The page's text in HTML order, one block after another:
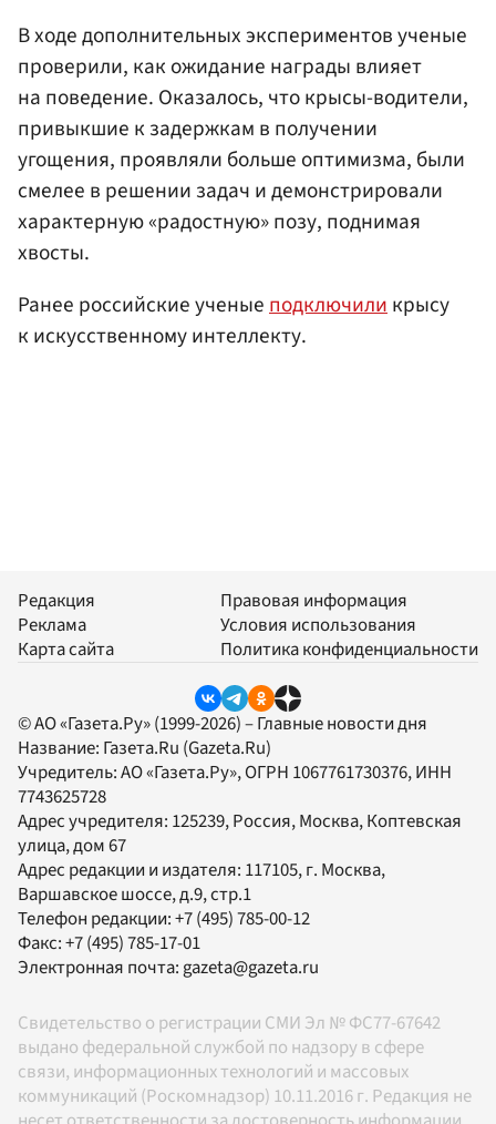
В ходе дополнительных экспериментов ученые
проверили, как ожидание награды влияет
на поведение. Оказалось, что крысы-водители,
привыкшие к задержкам в получении
угощения, проявляли больше оптимизма, были
смелее в решении задач и демонстрировали
характерную «радостную» позу, поднимая
хвосты.
Ранее российские ученыеподключиликрысу
к искусственному интеллекту.
Редакция
Реклама
Карта сайта
Правовая информация
Условия использования
Политика конфиденциальности
© АО «Газета.Ру» (1999-2026) – Главные новости дня
Название: Газета.Ru (Gazeta.Ru)
Учредитель:АО «Газета.Ру», ОГРН 1067761730376, ИНН
7743625728
Адрес учредителя: 125239, Россия, Москва, Коптевская
улица, дом 67
Адрес редакции и издателя: 117105, г. Москва,
Варшавское шоссе, д.9, стр.1
Телефон редакции:+7 (495) 785-00-12
Факс:+7 (495) 785-17-01
Электронная почта: gazeta@gazeta.ru
Свидетельство о регистрации СМИ Эл № ФС77-67642
выдано федеральной службой по надзору в сфере
связи, информационных технологий и массовых
коммуникаций (Роскомнадзор) 10.11.2016 г. Редакция не